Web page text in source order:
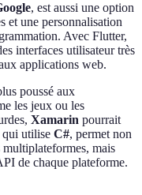
, est aussi une option
et une personnalisation
Avec Flutter,
interfaces utilisateur très
applications web.
poussé aux
les jeux ou les
Xamarin pourrait
qui utilise C#, permet non
mais
de chaque plateforme.